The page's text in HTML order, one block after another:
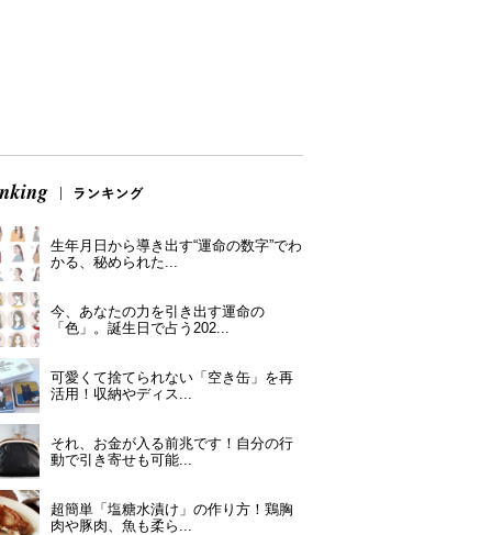
生年月日から導き出す“運命の数字”でわ
かる、秘められた...
今、あなたの力を引き出す運命の
「色」。誕生日で占う202...
可愛くて捨てられない「空き缶」を再
活用！収納やディス...
それ、お金が入る前兆です！自分の行
動で引き寄せも可能...
超簡単「塩糖水漬け」の作り方！鶏胸
肉や豚肉、魚も柔ら...